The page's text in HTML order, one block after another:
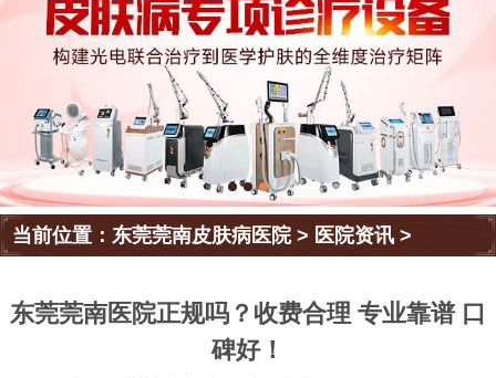
当前位置：东莞莞南皮肤病医院> 医院资讯 >
东莞莞南医院正规吗？收费合理 专业靠谱 口
碑好！